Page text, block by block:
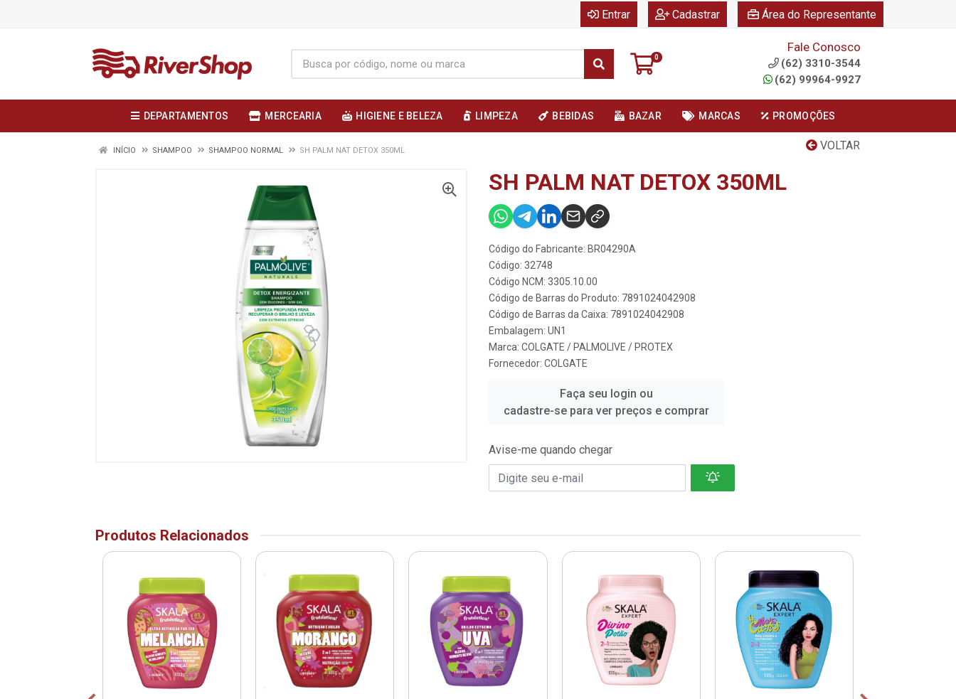
Entrar Cadastrar Área do Representante
0
Fale Conosco
(62) 3310-3544
(62) 99964-9927
DEPARTAMENTOS MERCEARIA HIGIENE E BELEZA LIMPEZA BEBIDAS BAZAR MARCAS PROMOÇÕES
VOLTAR
INÍCIO SHAMPOO SHAMPOO NORMAL SH PALM NAT DETOX 350ML
SH PALM NAT DETOX 350ML
Código do Fabricante: BR04290A
Código: 32748
Código NCM: 3305.10.00
Código de Barras do Produto: 7891024042908
Código de Barras da Caixa: 7891024042908
Embalagem: UN1
Marca: COLGATE / PALMOLIVE / PROTEX
Fornecedor: COLGATE
Faça seu login ou
cadastre-se para ver preços e comprar
Avise-me quando chegar
Produtos Relacionados